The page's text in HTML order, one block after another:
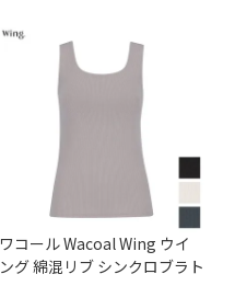
ワコール Wacoal Wing ウイ
ング 綿混リブ シンクロブラト